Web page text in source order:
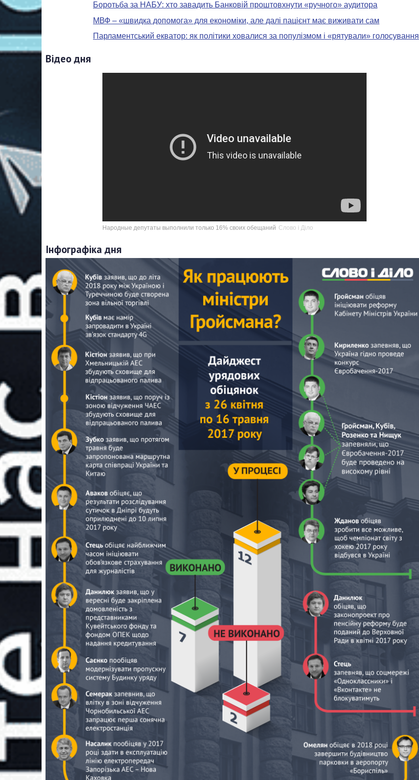
Боротьба за НАБУ: хто завадить Банковій проштовхнути «ручного» аудитора
МВФ – «швидка допомога» для економіки, але далі пацієнт має виживати сам
Парламентський екватор: як політики ховалися за популізмом і «рятували» голосування
Відео дня
Народные депутаты выполнили только 16% своих обещаний Слово і Діло
Інфографіка дня